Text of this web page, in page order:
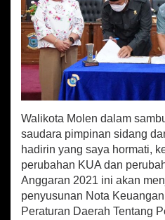
s
t
u
M
a
a
P
e
r
s
i
d
a
n
Walikota Molen dalam
saudara pimpinan sidang
hadirin yang saya hormati,
perubahan KUA dan
Anggaran 2021 ini akan
penyusunan Nota
Peraturan Daerah Tentang